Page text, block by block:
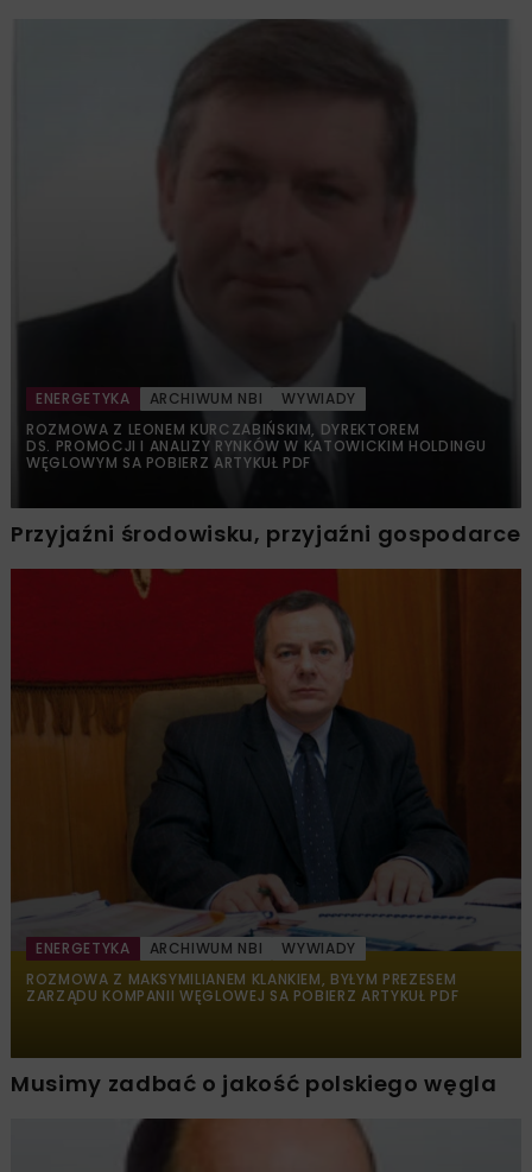
ENERGETYKA ARCHIWUM NBI
WYWIADY
ROZMOWA Z LEONEM KURCZABIŃSKIM, DYREKTOREM
DS. PROMOCJI I ANALIZY RYNKÓW W KATOWICKIM HOLDINGU
WĘGLOWYM SA POBIERZ ARTYKUŁ PDF
Przyjaźni środowisku, przyjaźni gospodarce
ENERGETYKA ARCHIWUM NBI
WYWIADY
ROZMOWA Z MAKSYMILIANEM KLANKIEM, BYŁYM PREZESEM
ZARZĄDU KOMPANII WĘGLOWEJ SA POBIERZ ARTYKUŁ PDF
Musimy zadbać o jakość polskiego węgla